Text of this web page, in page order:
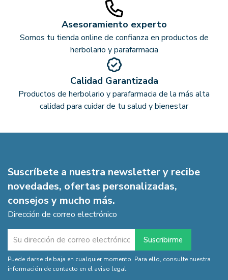
Asesoramiento experto
Somos tu tienda online de confianza en productos de
herbolario y parafarmacia
Calidad Garantizada
Productos de herbolario y parafarmacia de la más alta
calidad para cuidar de tu salud y bienestar
Suscríbete a nuestra newsletter y recibe
novedades, ofertas personalizadas,
consejos y mucho más.
Dirección de correo electrónico
Puede darse de baja en cualquier momento. Para ello, consulte nuestra
información de contacto en el aviso legal.